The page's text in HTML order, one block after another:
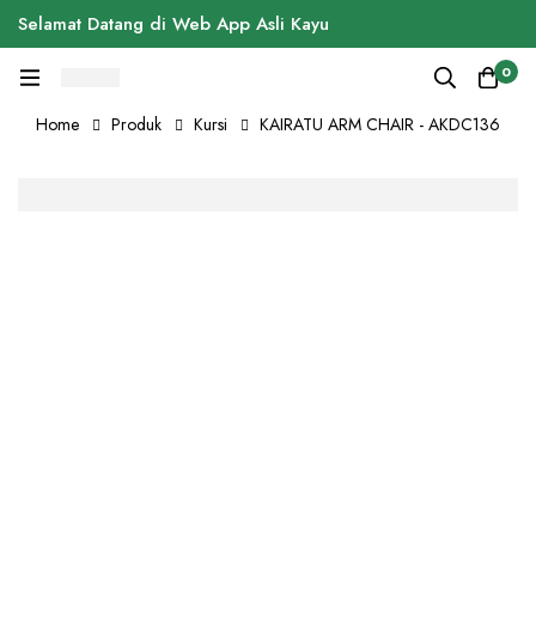
Selamat Datang di Web App Asli Kayu
0
Home Produk Kursi KAIRATU ARM CHAIR - AKDC136